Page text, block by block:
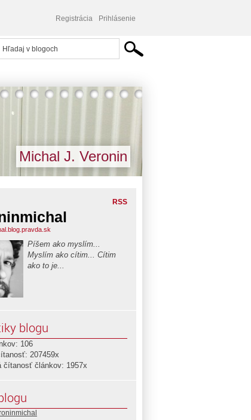
Registrácia Prihlásenie
Michal J. Veronin
RSS
Píšem ako myslím...
Myslím ako cítim... Cítim
ako to je...
blogu
106
207459x
čítanosť článkov: 1957x